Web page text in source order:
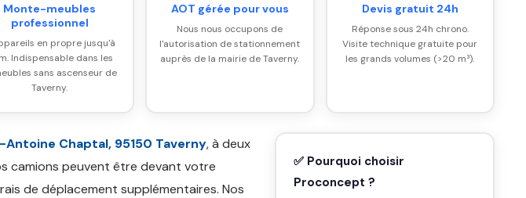
Monte-meubles
professionnel
en propre jusqu'à
Indispensable dans les
sans ascenseur de
Taverny.
AOT gérée pour vous
Nous nous occupons de
l'autorisation de stationnement
auprès de la mairie de Taverny.
Devis gratuit 24h
Réponse sous 24h chrono.
Visite technique gratuite pour
les grands volumes (>20 m³).
Antoine Chaptal, 95150 Taverny, à deux
camions peuvent être devant votre
de déplacement supplémentaires. Nos
✅ Pourquoi choisir
Proconcept ?